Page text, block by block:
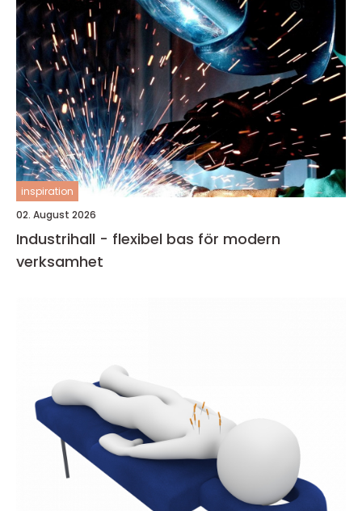
inspiration
02. August 2026
Industrihall - flexibel bas för modern
verksamhet